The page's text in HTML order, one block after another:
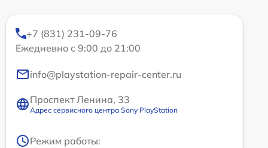
+7 (831) 231-09-76
Ежедневно с 9:00 до 21:00
info@playstation-repair-center.ru
Проспект Ленина, 33
Адрес сервисного центра Sony PlayStation
Режим работы: